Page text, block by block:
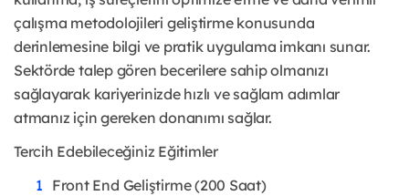
çalışma metodolojileri geliştirme konusunda
derinlemesine bilgi ve pratik uygulama imkanı sunar.
Sektörde talep gören becerilere sahip olmanızı
sağlayarak kariyerinizde hızlı ve sağlam adımlar
atmanız için gereken donanımı sağlar.
Tercih Edebileceğiniz Eğitimler
Front End Geliştirme (200 Saat)